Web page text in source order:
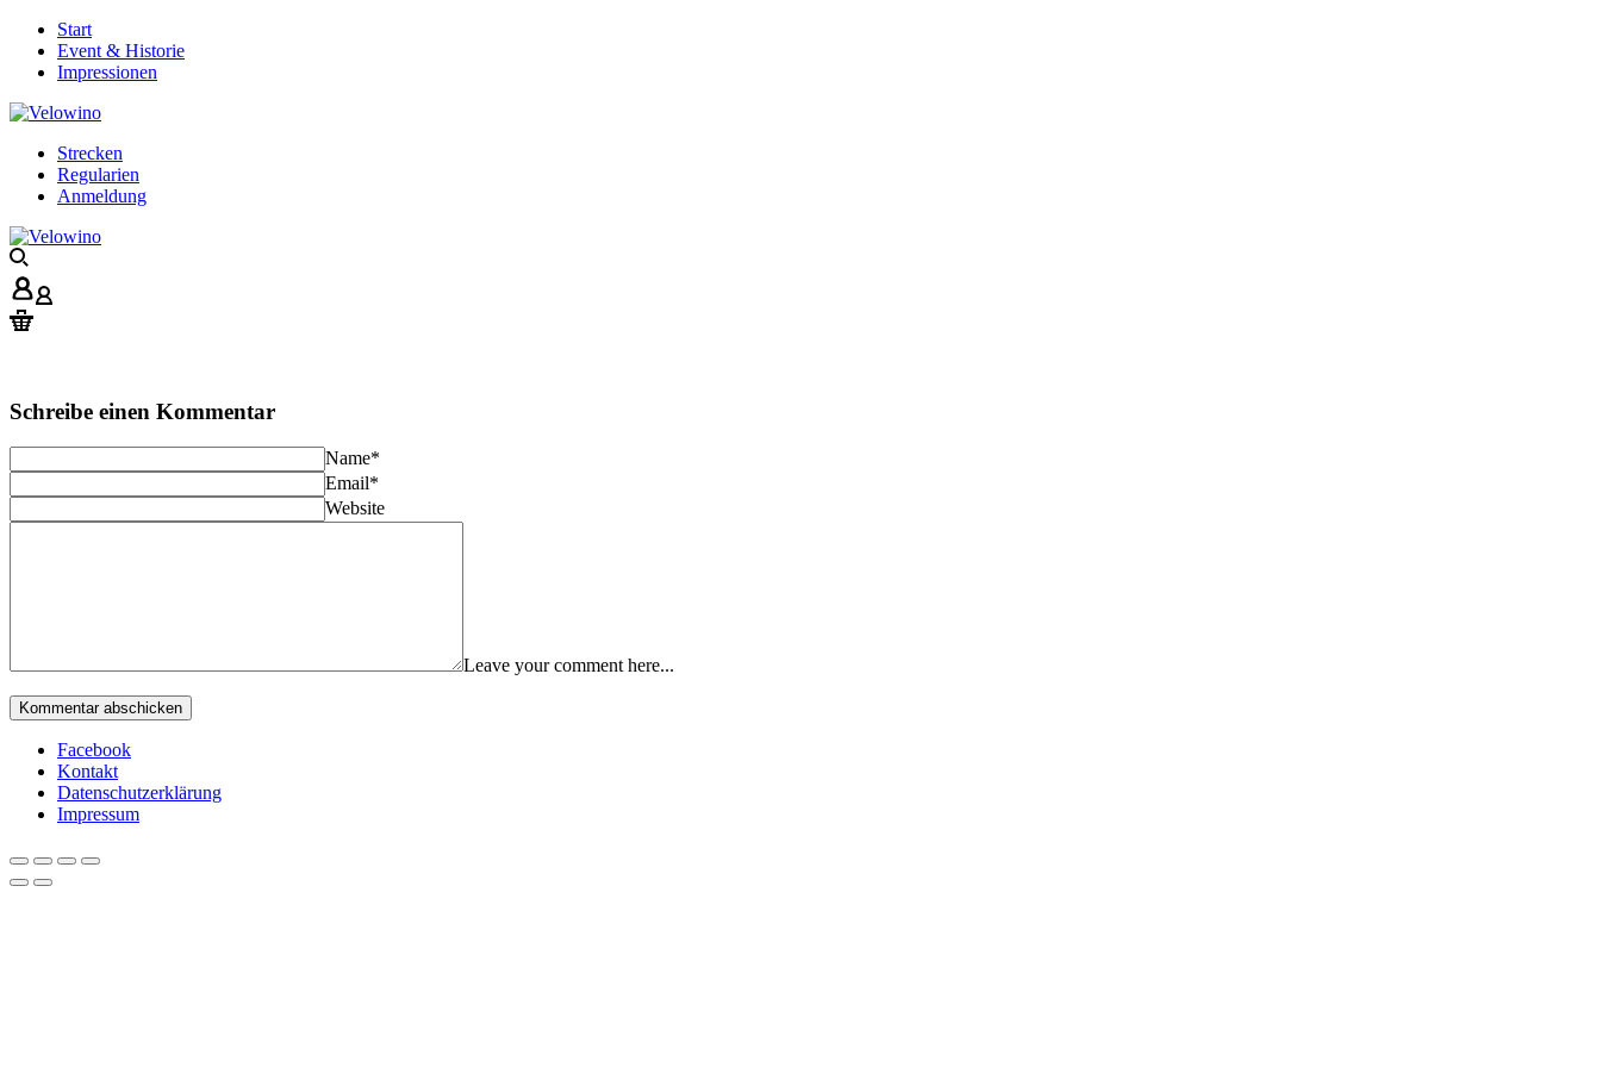
Start
Event & Historie
Impressionen
Strecken
Regularien
Anmeldung
Schreibe einen Kommentar
Name*
Email*
Website
Leave your comment here...
Facebook
Kontakt
Datenschutzerklärung
Impressum